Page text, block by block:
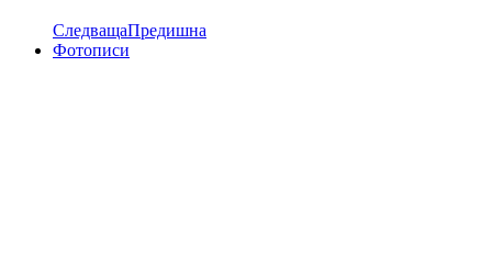
СледващаПредишна
Фотописи